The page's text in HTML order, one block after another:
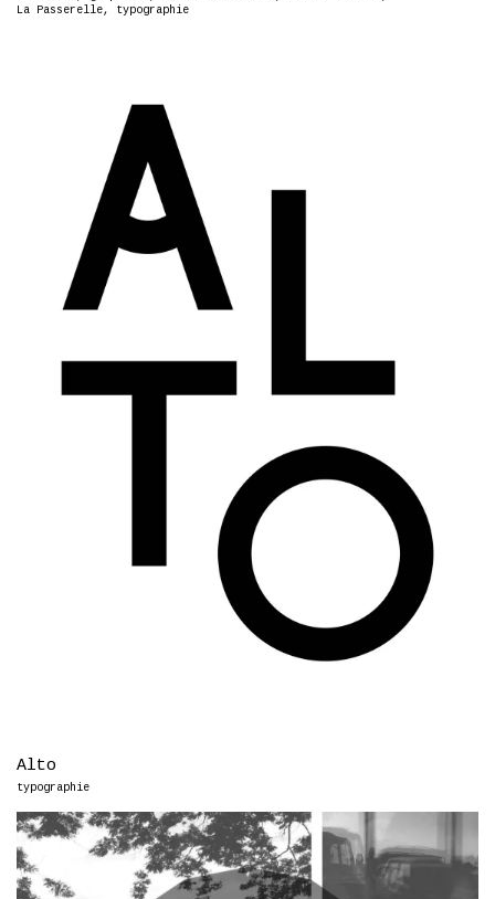
La Passerelle, typographie
Alto
typographie